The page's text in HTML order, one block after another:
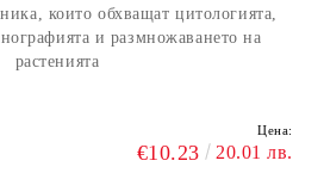
които обхващат цитологията,
и размножаването на
растенията
Цена:
€10.23 20.01 лв.